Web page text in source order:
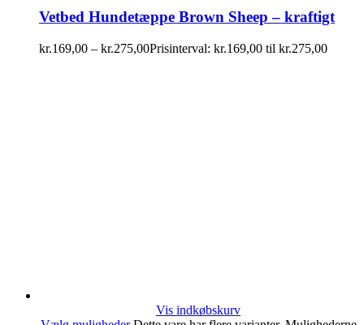
Vetbed Hundetæppe Brown Sheep – kraftigt
kr.169,00 – kr.275,00Prisinterval: kr.169,00 til kr.275,00
Vis indkøbskurv